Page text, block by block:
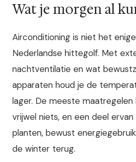
Wat je morgen al
Airconditioning is niet het
Nederlandse hittegolf. Met
nachtventilatie en wat
apparaten houd je de
lager. De meeste
vrijwel niets, en een deel
planten, bewust
de winter terug.